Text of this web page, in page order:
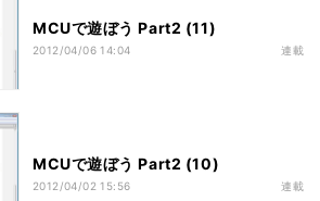
MCUで遊ぼう Part2 (11)
2012/04/06 14:04 連載
MCUで遊ぼう Part2 (10)
2012/04/02 15:56 連載